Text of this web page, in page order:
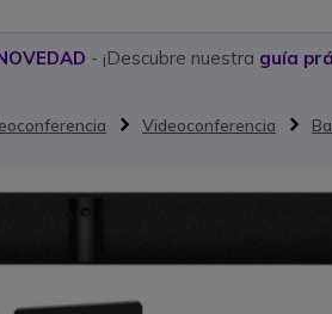
- ¡Descubre nuestra guía
Videoconferencia